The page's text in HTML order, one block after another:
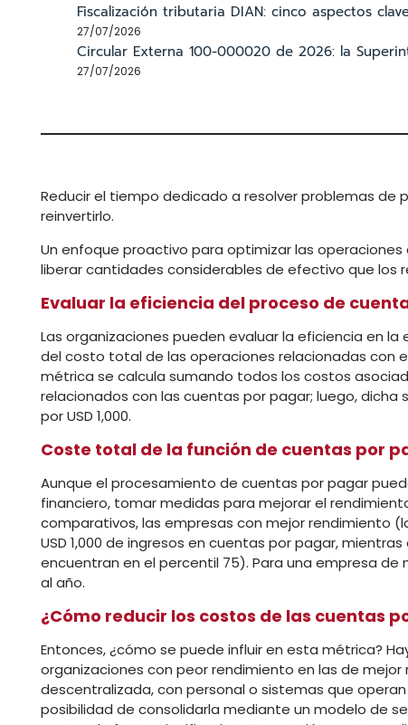
Fiscalización tributaria DIAN: cinco aspectos
27/07/2026
Circular Externa 100-000020 de 2026: la
27/07/2026
Reducir el tiempo dedicado a resolver problemas
reinvertirlo.
Un enfoque proactivo para optimizar las
liberar cantidades considerables de efectivo que los
Evaluar la eficiencia del proceso de
Las organizaciones pueden evaluar la eficiencia en
del costo total de las operaciones relacionadas con
métrica se calcula sumando todos los costos
relacionados con las cuentas por pagar; luego,
por USD 1,000.
Coste total de la función de cuentas por
Aunque el procesamiento de cuentas por pagar
financiero, tomar medidas para mejorar el
comparativos, las empresas con mejor rendimiento
USD 1,000 de ingresos en cuentas por pagar,
encuentran en el percentil 75). Para una empresa
al año.
¿Cómo reducir los costos de las cuentas
Entonces, ¿cómo se puede influir en esta métrica?
organizaciones con peor rendimiento en las de
descentralizada, con personal o sistemas que
posibilidad de consolidarla mediante un modelo de